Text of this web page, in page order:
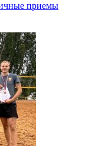
приемы